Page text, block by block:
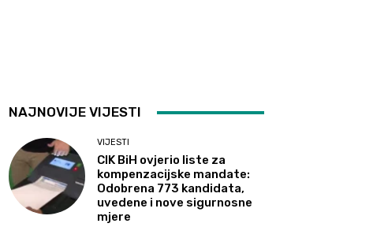
NAJNOVIJE VIJESTI
VIJESTI
CIK BiH ovjerio liste za
kompenzacijske mandate:
Odobrena 773 kandidata,
uvedene i nove sigurnosne
mjere